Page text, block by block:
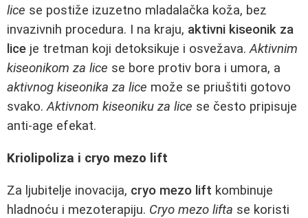
lice se postiže izuzetno mladalačka koža, bez
invazivnih procedura. I na kraju, aktivni kiseonik za
lice je tretman koji detoksikuje i osvežava.Aktivnim
kiseonikom za lice se bore protiv bora i umora, a
aktivnog kiseonika za lice može se priuštiti gotovo
svako.Aktivnom kiseoniku za lice se često pripisuje
anti-age efekat.
Kriolipoliza i cryo mezo lift
Za ljubitelje inovacija, cryo mezo lift kombinuje
hladnoću i mezoterapiju. Cryo mezo lifta se koristi